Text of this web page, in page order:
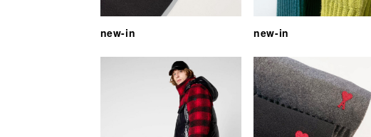
new-in new-in